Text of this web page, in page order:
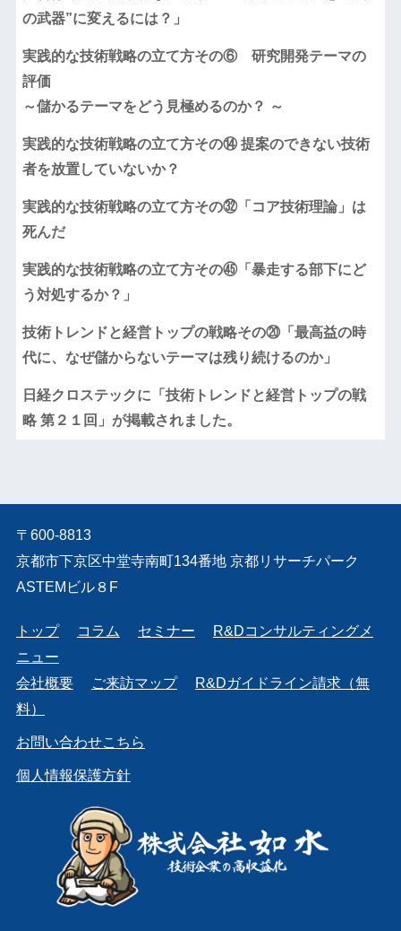
の武器”に変えるには？」
実践的な技術戦略の立て方その⑥ 研究開発テーマの
評価
～儲かるテーマをどう見極めるのか？ ～
実践的な技術戦略の立て方その⑭ 提案のできない技術
者を放置していないか？
実践的な技術戦略の立て方その㉜「コア技術理論」は
死んだ
実践的な技術戦略の立て方その㊺「暴走する部下にど
う対処するか？」
技術トレンドと経営トップの戦略その⑳「最高益の時
代に、なぜ儲からないテーマは残り続けるのか」
日経クロステックに「技術トレンドと経営トップの戦
略 第２１回」が掲載されました。
〒600-8813
京都市下京区中堂寺南町134番地 京都リサーチパーク
ASTEMビル８F
トップ コラム セミナー
R&Dコンサルティングメ
ニュー
会社概要
ご来訪マップ
R&Dガイドライン請求（無
料）
お問い合わせこちら
個人情報保護方針